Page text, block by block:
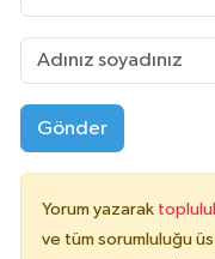
Gönder
Yorum yazarak
ve tüm sorumluluğu